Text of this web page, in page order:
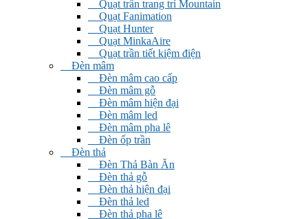
Quạt trần trang trí Mountain
Quạt Fanimation
Quạt Hunter
Quạt MinkaAire
Quạt trần tiết kiệm điện
Đèn mâm
Đèn mâm cao cấp
Đèn mâm gỗ
Đèn mâm hiện đại
Đèn mâm led
Đèn mâm pha lê
Đèn ốp trần
Đèn thả
Đèn Thả Bàn Ăn
Đèn thả gỗ
Đèn thả hiện đại
Đèn thả led
Đèn thả pha lê